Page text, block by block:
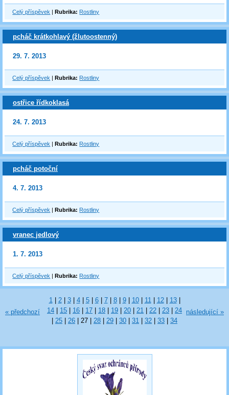
Celý příspěvek |Rubrika: Rostliny
pcháč krátkohlavý (žlutoostenný)
29. 7. 2013
Celý příspěvek |Rubrika: Rostliny
ostřice řídkoklasá
24. 7. 2013
Celý příspěvek |Rubrika: Rostliny
pcháč potoční
4. 7. 2013
Celý příspěvek |Rubrika: Rostliny
vranec jedlový
1. 7. 2013
Celý příspěvek |Rubrika: Rostliny
« předchozí
1 2 3 4 5 6 7 8 9 10 11 12 13
14
15 16 17 18 19 20 21 22 23
24
25 26 27 28 29 30 31 32 33 34
následující »